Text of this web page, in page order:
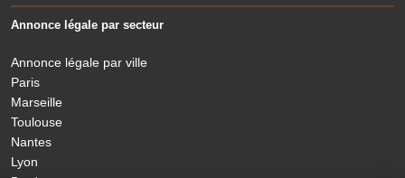
Annonce légale par secteur
Annonce légale par ville
Paris
Marseille
Toulouse
Nantes
Lyon